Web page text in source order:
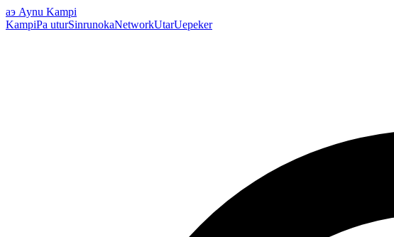
аэ Aynu Kampi
KampiPa uturSinrunokaNetworkUtarUepeker